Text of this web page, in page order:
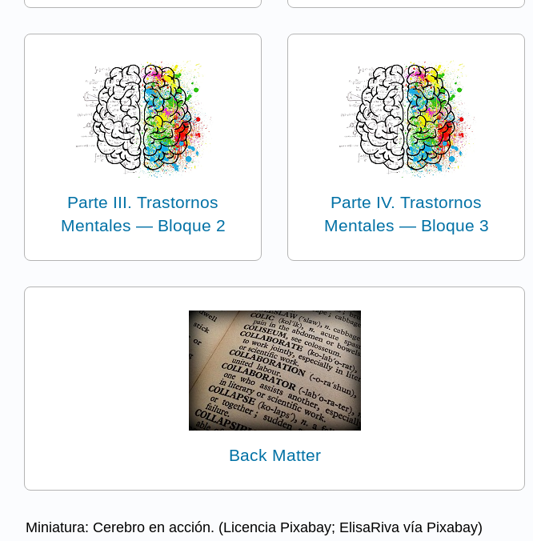
Parte III. Trastornos
Mentales — Bloque 2
Parte IV. Trastornos
Mentales — Bloque 3
Back Matter
Miniatura: Cerebro en acción. (Licencia Pixabay; ElisaRiva vía Pixabay)